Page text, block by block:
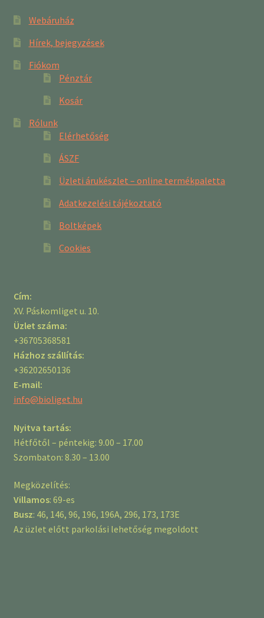
Webáruház
Hírek, bejegyzések
Fiókom
Pénztár
Kosár
Rólunk
Elérhetőség
ÁSZF
Üzleti árukészlet – online termékpaletta
Adatkezelési tájékoztató
Boltképek
Cookies
Cím:
XV. Páskomliget u. 10.
Üzlet száma:
+36705368581
Házhoz szállítás:
+36202650136
E-mail:
info@bioliget.hu
Nyitva tartás:
Hétfőtől – péntekig: 9.00 – 17.00
Szombaton: 8.30 – 13.00
Megközelítés:
Villamos: 69-es
Busz: 46, 146, 96, 196, 196A, 296, 173, 173E
Az üzlet előtt parkolási lehetőség megoldott